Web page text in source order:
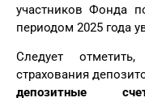
участниковФонда
периодом 2025 года
Следует
страхования
депозитные